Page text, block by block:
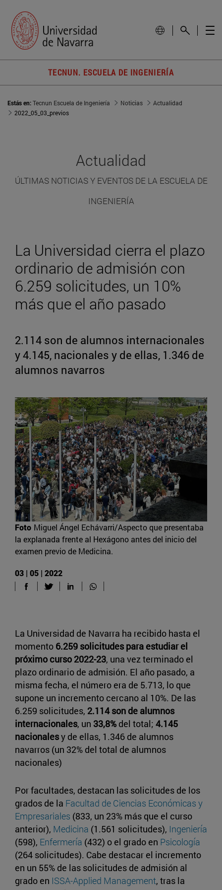
TECNUN. ESCUELA DE INGENIERÍA
Estás en:Tecnun Escuela de Ingeniería Noticias
Actualidad
2022_05_03_previos
Actualidad
ÚLTIMAS NOTICIAS Y EVENTOS DE LA ESCUELA DE
INGENIERÍA
La Universidad cierra el plazo
ordinario de admisión con
6.259 solicitudes, un 10%
más que el año pasado
2.114 son de alumnos internacionales
y 4.145, nacionales y de ellas, 1.346 de
alumnos navarros
Foto Miguel Ángel Echávarri/Aspecto que presentaba
la explanada frente al Hexágono antes del inicio del
examen previo de Medicina.
03 | 05 | 2022
La Universidad de Navarra ha recibido hasta el
momento 6.259 solicitudes para estudiar el
próximo curso 2022-23, una vez terminado el
plazo ordinario de admisión. El año pasado, a
misma fecha, el número era de 5.713, lo que
supone un incremento cercano al 10%. De las
6.259 solicitudes, 2.114 son de alumnos
internacionales, un 33,8% del total; 4.145
nacionalesy de ellas, 1.346 de alumnos
navarros (un 32% del total de alumnos
nacionales)
Por facultades, destacan las solicitudes de los
grados de la Facultad de Ciencias Económicas y
Empresariales (833, un 23% más que el curso
anterior), Medicina (1.561 solicitudes), Ingeniería
(598), Enfermería (432) o el grado en Psicología
(264 solicitudes). Cabe destacar el incremento
en un 55% de las solicitudes de admisión al
grado en ISSA-Applied Management, tras la